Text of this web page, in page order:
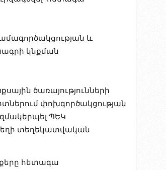
և
կնքման
ծառայությունների
փոխգործակցության
ՊԵԿ
տեղեկատվական
հետագա